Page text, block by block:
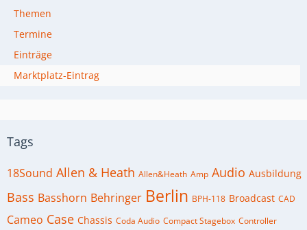
Themen
Termine
Einträge
Marktplatz-Eintrag
Tags
18Sound Allen & Heath Allen&Heath Amp Audio Ausbildung
Bass Basshorn Behringer Berlin BPH-118 Broadcast CAD
Cameo Case Chassis Coda Audio Compact Stagebox Controller